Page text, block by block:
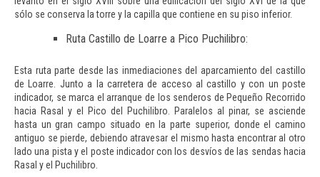
sólo se conserva la torre y la capilla que contiene en su piso inferior.
Ruta Castillo de Loarre a Pico Puchilibro:
Esta ruta parte desde las inmediaciones del aparcamiento del castillo
de Loarre. Junto a la carretera de acceso al castillo y con un poste
indicador, se marca el arranque de los senderos de Pequeño Recorrido
hacia Rasal y el Pico del Puchilibro. Paralelos al pinar, se asciende
hasta un gran campo situado en la parte superior, donde el camino
antiguo se pierde, debiendo atravesar el mismo hasta encontrar al otro
lado una pista y el poste indicador con los desvíos de las sendas hacia
Rasal y el Puchilibro.